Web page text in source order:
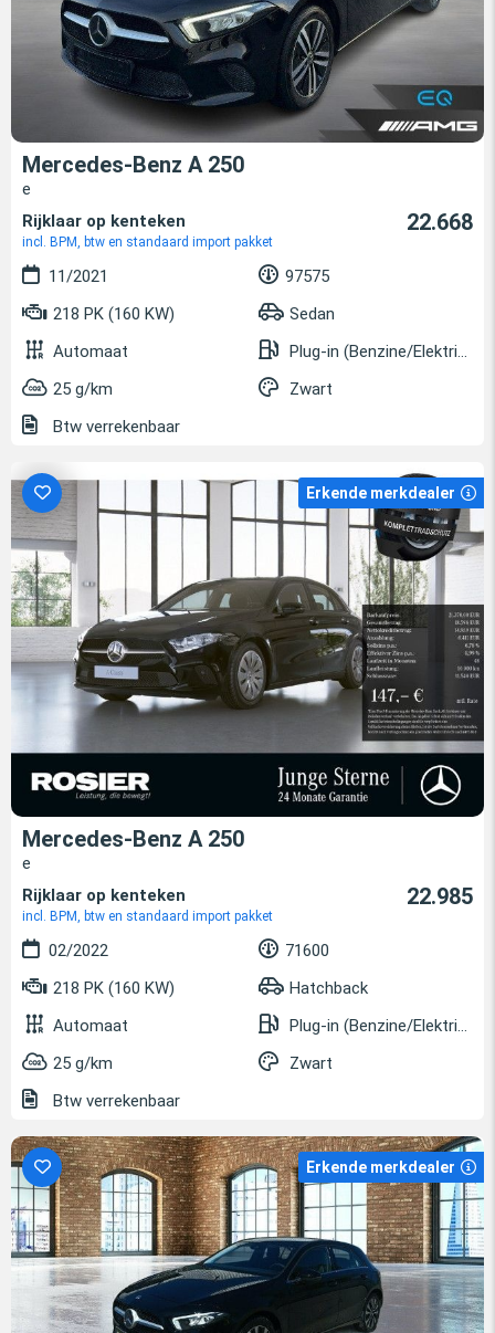
Mercedes-Benz A 250
e
Rijklaar op kenteken
incl. BPM, btw en standaard import pakket
22.668
11/2021
97575
218 PK (160 KW)
Sedan
Automaat
Plug-in (Benzine/Elektrisch)
25 g/km
Zwart
Btw verrekenbaar
Erkende merkdealer
Mercedes-Benz A 250
e
Rijklaar op kenteken
incl. BPM, btw en standaard import pakket
22.985
02/2022
71600
218 PK (160 KW)
Hatchback
Automaat
Plug-in (Benzine/Elektrisch)
25 g/km
Zwart
Btw verrekenbaar
Erkende merkdealer